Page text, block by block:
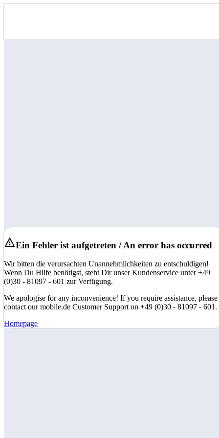
Ein Fehler ist aufgetreten / An error has occurred
Wir bitten die verursachten Unannehmlichkeiten zu entschuldigen!
Wenn Du Hilfe benötigst, steht Dir unser Kundenservice unter +49
(0)30 - 81097 - 601 zur Verfügung.
We apologise for any inconvenience! If you require assistance, please
contact our mobile.de Customer Support on +49 (0)30 - 81097 - 601.
Homepage